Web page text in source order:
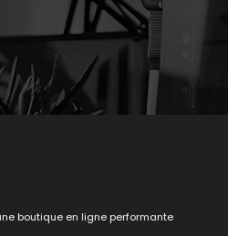
boutique en ligne performante